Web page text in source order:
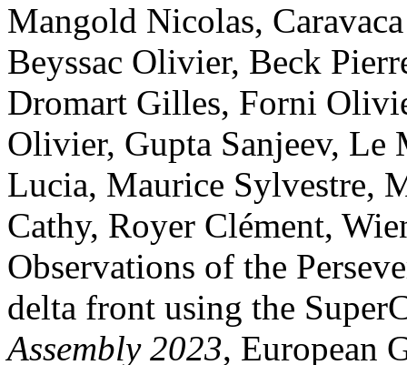
Mangold Nicolas, Caravaca
Beyssac Olivier, Beck
Dromart Gilles, Forni
Olivier, Gupta Sanjeev, Le
Lucia, Maurice Sylvestre,
Cathy, Royer Clément,
Observations of the
delta front using the
Assembly 2023, European